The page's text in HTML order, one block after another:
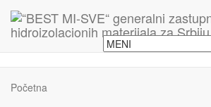
Početna